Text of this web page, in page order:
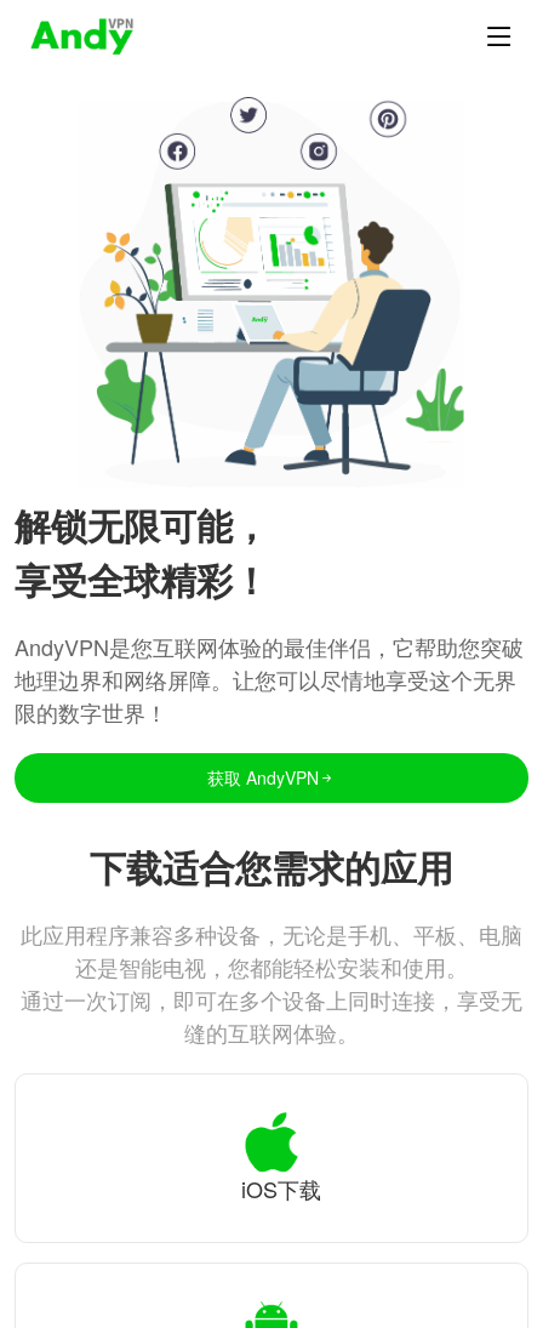
解锁无限可能，
享受全球精彩！
AndyVPN是您互联网体验的最佳伴侣，它帮助您突破
地理边界和网络屏障。让您可以尽情地享受这个无界
限的数字世界！
获取 AndyVPN
下载适合您需求的应用
此应用程序兼容多种设备，无论是手机、平板、电脑
还是智能电视，您都能轻松安装和使用。
通过一次订阅，即可在多个设备上同时连接，享受无
缝的互联网体验。
iOS下载